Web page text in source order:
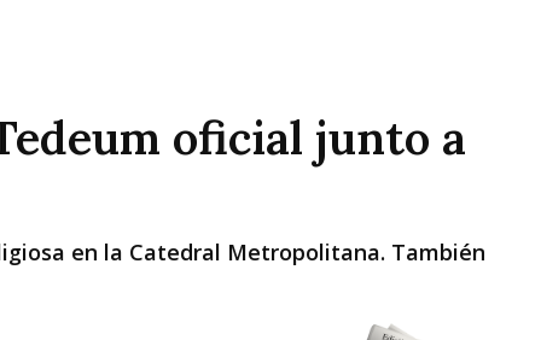
Humedad
Presión
oficial junto a
en la Catedral Metropolitana. También